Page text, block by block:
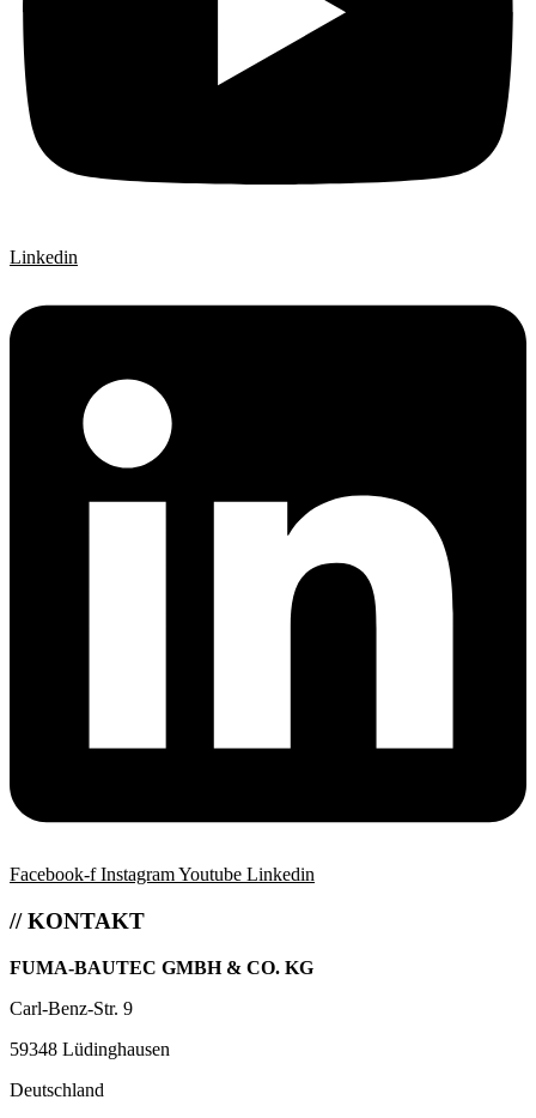
Linkedin
Facebook-f InstagramYoutube Linkedin
// KONTAKT
FUMA-BAUTEC GMBH & CO. KG
Carl-Benz-Str. 9
59348 Lüdinghausen
Deutschland